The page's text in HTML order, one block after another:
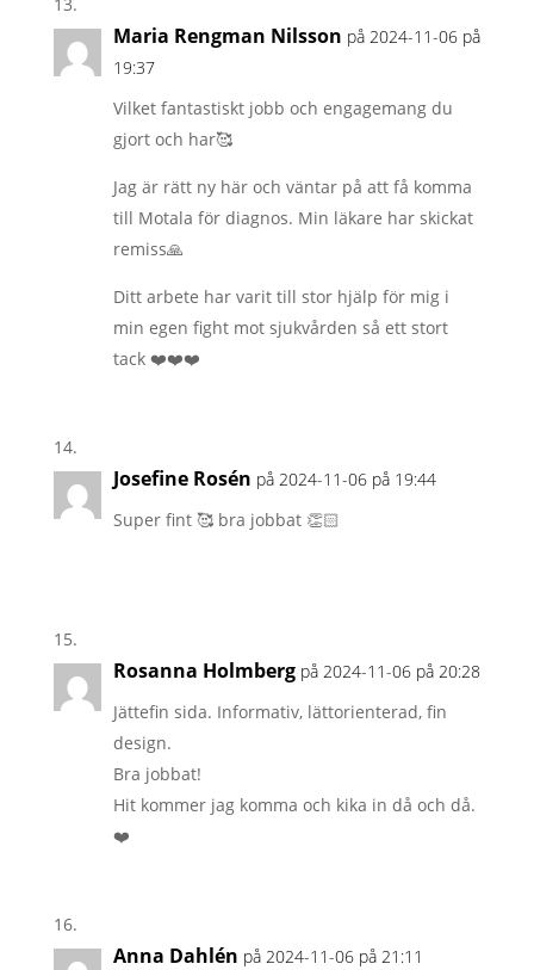
Maria Rengman Nilsson på 2024-11-06 på
19:37
Vilket fantastiskt jobb och engagemang du
gjort och har🥰
Jag är rätt ny här och väntar på att få komma
till Motala för diagnos. Min läkare har skickat
remiss🙏
Ditt arbete har varit till stor hjälp för mig i
min egen fight mot sjukvården så ett stort
tack ❤️❤️❤️
Josefine Rosén på 2024-11-06 på 19:44
Super fint 🥰 bra jobbat 👏🏻
Rosanna Holmberg på 2024-11-06 på 20:28
Jättefin sida. Informativ, lättorienterad, fin
design.
Bra jobbat!
Hit kommer jag komma och kika in då och då.
❤️
Anna Dahlén på 2024-11-06 på 21:11